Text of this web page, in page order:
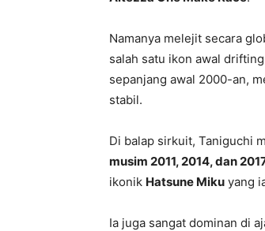
Namanya melejit secara
salah satu ikon awal
sepanjang awal 2000-an,
stabil.
Di balap sirkuit, Taniguchi
musim 2011, 2014, dan
ikonik Hatsune Miku yang
Ia juga sangat dominan di